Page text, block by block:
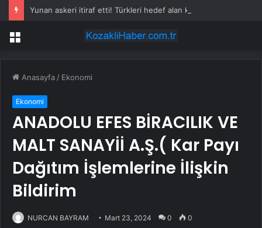
Menü
Anasayfa / Ekonomi
Ekonomi
ANADOLU EFES BİRACILIK VE
MALT SANAYİİ A.Ş.( Kar Payı
Dağıtım İşlemlerine İlişkin
Bildirim
NURCAN BAYRAM Mart 23, 2024 0 0